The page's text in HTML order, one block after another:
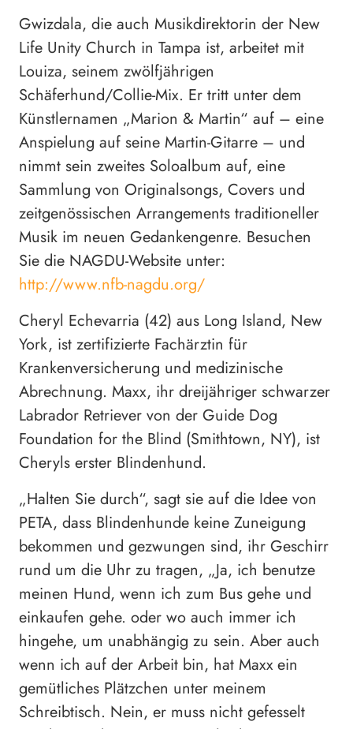
Gwizdala, die auch Musikdirektorin der New
Life Unity Church in Tampa ist, arbeitet mit
Louiza, seinem zwölfjährigen
Schäferhund/Collie-Mix. Er tritt unter dem
Künstlernamen „Marion & Martin“ auf – eine
Anspielung auf seine Martin-Gitarre – und
nimmt sein zweites Soloalbum auf, eine
Sammlung von Originalsongs, Covers und
zeitgenössischen Arrangements traditioneller
Musik im neuen Gedankengenre. Besuchen
Sie die NAGDU-Website unter:
http://www.nfb-nagdu.org/
Cheryl Echevarria (42) aus Long Island, New
York, ist zertifizierte Fachärztin für
Krankenversicherung und medizinische
Abrechnung. Maxx, ihr dreijähriger schwarzer
Labrador Retriever von der Guide Dog
Foundation for the Blind (Smithtown, NY), ist
Cheryls erster Blindenhund.
„Halten Sie durch“, sagt sie auf die Idee von
PETA, dass Blindenhunde keine Zuneigung
bekommen und gezwungen sind, ihr Geschirr
rund um die Uhr zu tragen, „Ja, ich benutze
meinen Hund, wenn ich zum Bus gehe und
einkaufen gehe. oder wo auch immer ich
hingehe, um unabhängig zu sein. Aber auch
wenn ich auf der Arbeit bin, hat Maxx ein
gemütliches Plätzchen unter meinem
Schreibtisch. Nein, er muss nicht gefesselt